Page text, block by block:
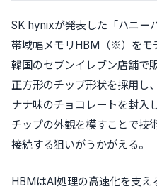
SK hynixが発表した「ハニー
帯域幅メモリHBM（※）をモ
韓国のセブンイレブン店舗で
正方形のチップ形状を採用し
ナナ味のチョコレートを封入
チップの外観を模すことで技
接続する狙いがうかがえる。
HBMはAI処理の高速化を支え